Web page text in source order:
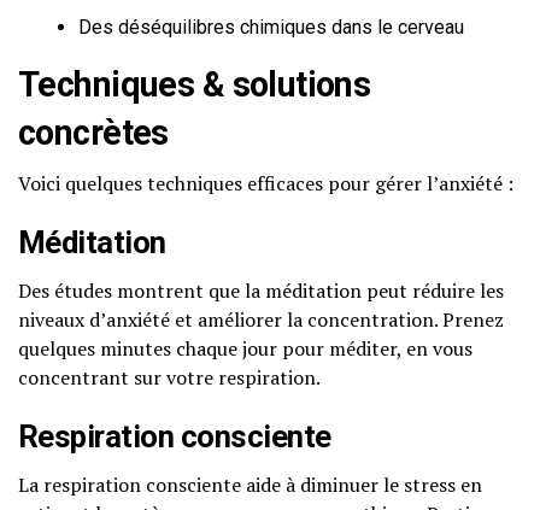
Des déséquilibres chimiques dans le cerveau
Techniques & solutions
concrètes
Voici quelques techniques efficaces pour gérer l’anxiété :
Méditation
Des études montrent que la méditation peut réduire les
niveaux d’anxiété et améliorer la concentration. Prenez
quelques minutes chaque jour pour méditer, en vous
concentrant sur votre respiration.
Respiration consciente
La respiration consciente aide à diminuer le stress en